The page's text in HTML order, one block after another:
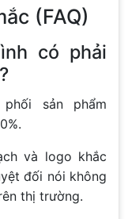
(FAQ)
có phải
sản phẩm
và logo khắc
đối nói không
thị trường.